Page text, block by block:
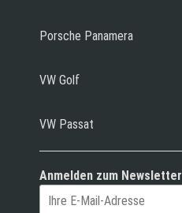
Porsche Panamera
VW Golf
VW Passat
Anmelden zum Newsletter